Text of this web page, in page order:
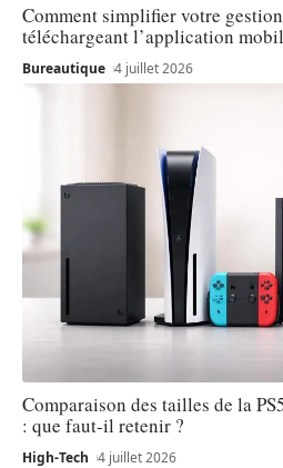
Comment simplifier votre
téléchargeant l’application
Bureautique 4 juillet 2026
Comparaison des tailles de la
: que faut-il retenir ?
High-Tech 4 juillet 2026